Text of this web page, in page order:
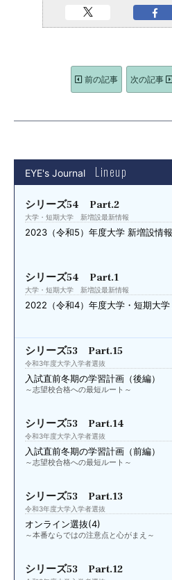
前の記事 次の記事
EYE's Journal Lineup
シリーズ54 Part.2
大学・短期大学 新増設最新情報
2023（令和5）年度大学 新増設情報
シリーズ54 Part.1
大学・短期大学 新増設最新情報
2022（令和4）年度大学・短期大
シリーズ53 Part.15
令和3年度大学入学者選抜
入試直前冬期の学習計画（後編）
～志望校合格への最短ルート～
シリーズ53 Part.14
令和3年度大学入学者選抜
入試直前冬期の学習計画（前編）
～志望校合格への最短ルート～
シリーズ53 Part.13
令和3年度大学入学者選抜
オンライン選抜(4)
～本番ならではの注意点と心がまえ～
シリーズ53 Part.12